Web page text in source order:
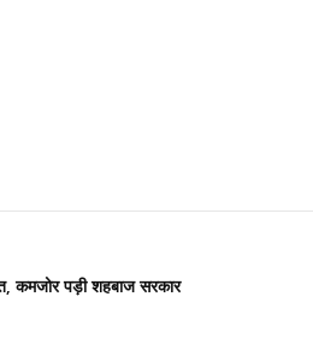
कमजोर पड़ी शहबाज सरकार